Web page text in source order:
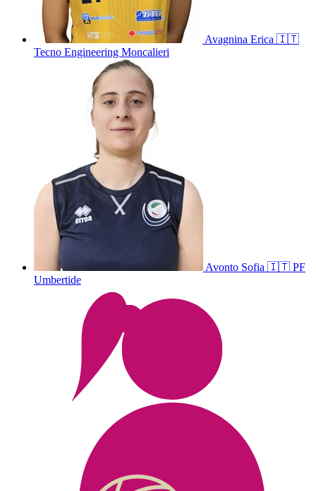
Avagnina Erica 🇮🇹
Tecno Engineering Moncalieri
Avonto Sofia 🇮🇹 PF
Umbertide